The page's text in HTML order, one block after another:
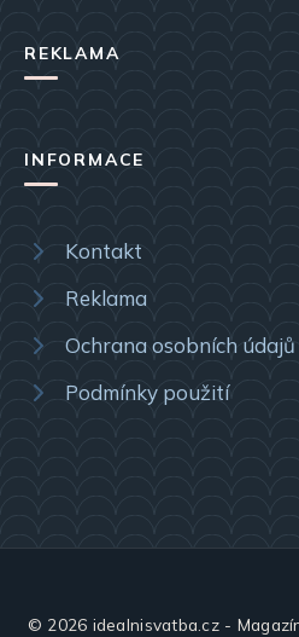
REKLAMA
INFORMACE
Kontakt
Reklama
Ochrana osobních údajů
Podmínky použití
© 2026 idealnisvatba.cz -